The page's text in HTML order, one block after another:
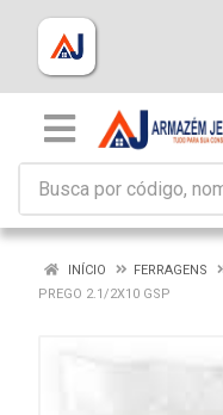
INÍCIO FERRAGENS
PREGO 2.1/2X10 GSP